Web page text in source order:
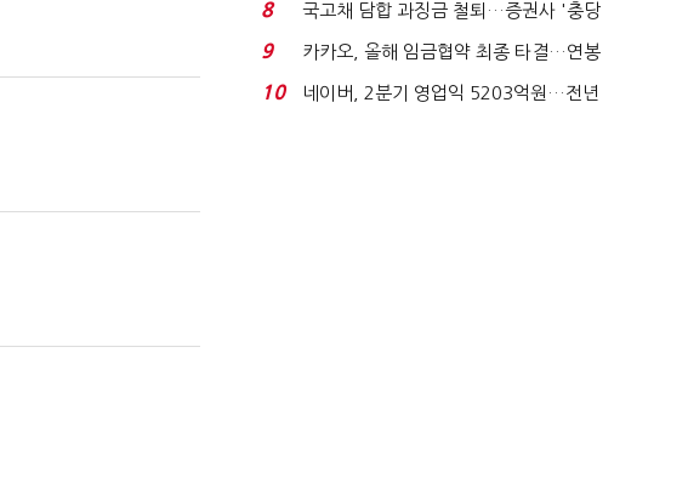
8
국고채 담합 과징금 철퇴…증권사 '충당
금 폭탄' 우려...
9
카카오, 올해 임금협약 최종 타결…연봉
6.3% 인상·격려...
10
네이버, 2분기 영업익 5203억원…전년